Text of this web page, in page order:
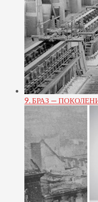
9. БРАЗ —